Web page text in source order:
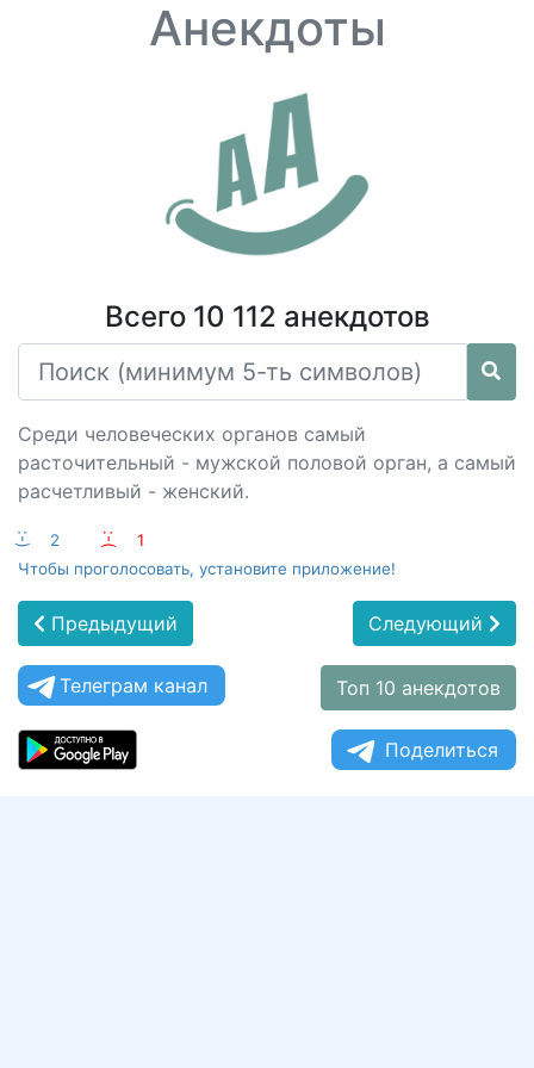
Анекдоты
Всего 10 112 анекдотов
Среди человеческих органов самый
расточительный - мужской половой орган, а самый
расчетливый - женский.
:-) 2 :-(
1
Чтобы проголосовать, установите приложение!
Предыдущий Следующий
Телеграм канал Топ 10 анекдотов
Поделиться